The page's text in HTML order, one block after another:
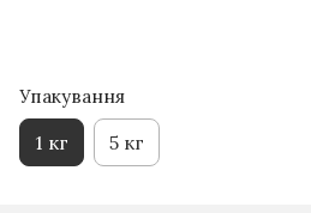
Упакування
1 кг 5 кг